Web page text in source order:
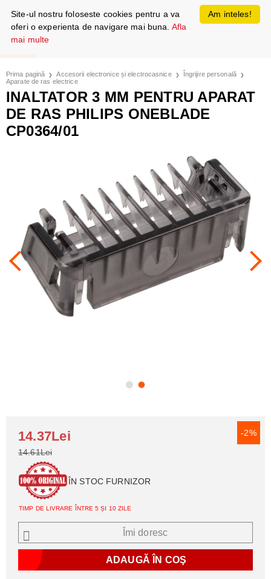
Prima pagină Accesorii electronice și electrocasnice
Îngrijire personală
Aparate de ras electrice
INALTATOR 3 MM PENTRU APARAT
DE RAS PHILIPS ONEBLADE
CP0364/01
-2%
14.37Lei
14.61Lei
ÎN STOC FURNIZOR
TIMP DE LIVRARE ÎNTRE 5 ȘI 10 ZILE
Îmi doresc
Am inteles!
Site-ul nostru foloseste cookies pentru a va
oferi o experienta de navigare mai buna. Afla
mai multe